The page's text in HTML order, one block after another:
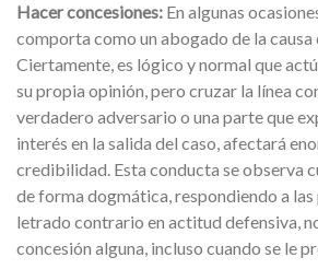
Hacer concesiones: En algunas
comporta como un abogado de la
Ciertamente, es lógico y normal que
su propia opinión, pero cruzar la línea
verdadero adversario o una parte que
interés en la salida del caso, afectará
credibilidad. Esta conducta se observa
de forma dogmática, respondiendo a
letrado contrario en actitud defensiva,
concesión alguna, incluso cuando se le